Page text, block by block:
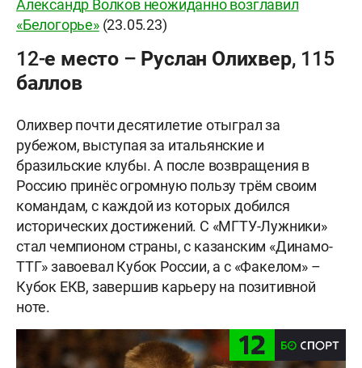
Александр Волков неожиданно возглавил
«Белогорье»(23.05.23)
12-е место – Руслан Олихвер, 115
баллов
Олихвер почти десятилетие отыграл за
рубежом, выступая за итальянские и
бразильские клубы. А после возвращения в
Россию принёс огромную пользу трём своим
командам, с каждой из которых добился
исторических достижений. С «МГТУ-Лужники»
стал чемпионом страны, с казанским «Динамо-
ТТГ» завоевал Кубок России, а с «Факелом» –
Кубок ЕКВ, завершив карьеру на позитивной
ноте.